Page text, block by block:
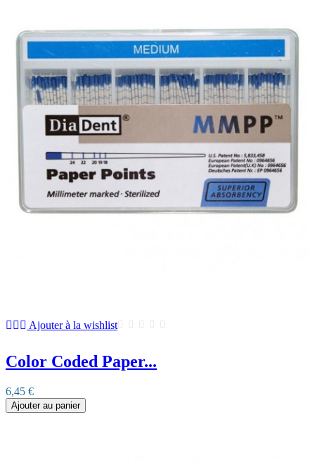
Ajouter à la wishlist
Color Coded Paper...
6,45 €
Ajouter au panier